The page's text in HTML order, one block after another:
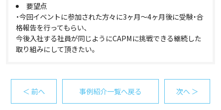
要望点
・今回イベントに参加された方々に3ヶ月～4ヶ月後に受験・合
格報告を行ってもらい、
今後入社する社員が同じようにCAPMに挑戦できる継続した
取り組みにして頂きたい。
＜ 前へ 事例紹介一覧へ戻る 次へ ＞